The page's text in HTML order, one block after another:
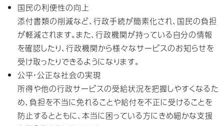
国民の利便性の向上
添付書類の削減など、行政手続が簡素化され、国民の負担
が軽減されます。また、行政機関が持っている自分の情報
を確認したり、行政機関から様々なサービスのお知らせを
受け取ったりできるようになります。
公平・公正な社会の実現
所得や他の行政サービスの受給状況を把握しやすくなるた
め、負担を不当に免れることや給付を不正に受けることを
防止するとともに、本当に困っている方にきめ細かな支援